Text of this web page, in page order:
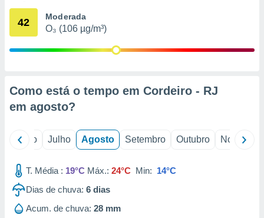
através
1199
42 Moderada
O₃ (106 µg/m³)
Como está o tempo em Cordeiro - RJ
em agosto?
Junho Julho Agosto Setembro Outubro Novembro
T. Média : 19°C Máx.: 24°C Min: 14°C
Dias de chuva: 6 dias
Acum. de chuva: 28 mm